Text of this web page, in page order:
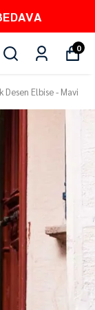
0
Desen Elbise - Mavi